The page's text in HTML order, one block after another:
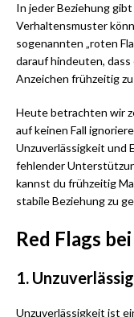
In jeder Beziehung
Verhaltensmuster
sogenannten „roten
darauf hindeuten,
Anzeichen frühzeitig
Heute betrachten wir
auf keinen Fall
Unzuverlässigkeit und
fehlender
kannst du frühzeitig
stabile Beziehung zu
Red Flags
1.
Unzuverlässigkeit ist